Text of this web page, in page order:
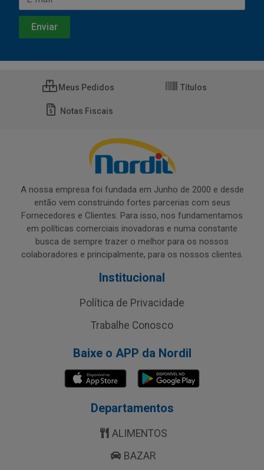
Meus Pedidos Títulos
Notas Fiscais
A nossa empresa foi fundada em Junho de 2000 e desde
então vem construindo fortes parcerias com seus
Fornecedores e Clientes. Para isso, nos fundamentamos
em políticas comerciais inovadoras e numa constante
busca de sempre trazer o melhor para os nossos
colaboradores e principalmente, para os nossos clientes.
Institucional
Política de Privacidade
Trabalhe Conosco
Baixe o APP da Nordil
Departamentos
ALIMENTOS
BAZAR